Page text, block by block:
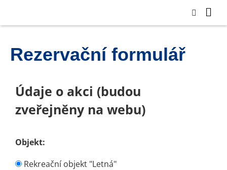
Rezervační formulář
Údaje o akci (budou
zveřejněny na webu)
Objekt:
Rekreační objekt "Letná"